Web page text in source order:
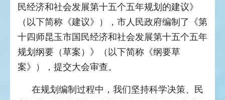
民经济和社会发展第十五个五年规划的建议》
（以下简称《建议》），市人民政府编制了《第
十四师昆玉市国民经济和社会发展第十五个五年
规划纲要（草案）》（以下简称《纲要草
案》），提交大会审查。
在规划编制过程中，我们坚持科学决策、民